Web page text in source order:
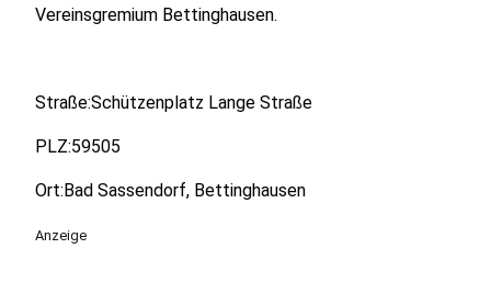
Vereinsgremium Bettinghausen.
Straße:Schützenplatz Lange Straße
PLZ:59505
Ort:Bad Sassendorf, Bettinghausen
Anzeige